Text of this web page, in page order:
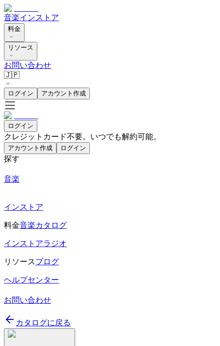
音楽インストア
料金
リソース
お問い合わせ
🇯🇵
ログイン アカウント作成
ログイン
クレジットカード不要。いつでも解約可能。
アカウント作成 ログイン
探す
音楽
インストア
料金音楽カタログ
インストアラジオ
リソースブログ
ヘルプセンター
お問い合わせ
カタログに戻る